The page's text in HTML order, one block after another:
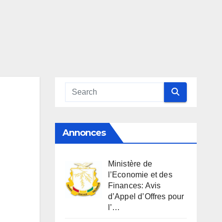
Annonces
Ministère de
l’Economie et des
Finances: Avis
d’Appel d’Offres pour
l’…